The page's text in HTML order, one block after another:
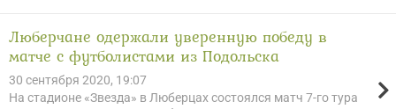
Люберчане одержали уверенную победу в
матче с футболистами из Подольска
30 сентября 2020, 19:07
На стадионе «Звезда» в Люберцах состоялся матч 7-го тура